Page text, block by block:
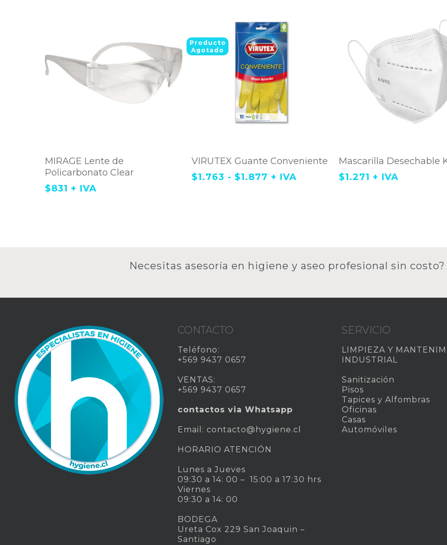
Agregar Al Carrito
MIRAGE Lente de
Policarbonato Clear
$831 + IVA
Producto
Agotado
Agregar Al Carrito
producto
tiene
múltiples
página
VIRUTEX Guante Conveniente
$1.763 - $1.877 Rango
+ IVA
Agregar Al
producto
tiene
múltiples
página
Mascarilla Desechable
$1.271 + IVA
Necesitas asesoría en higiene y aseo profesional sin costo?
CONTACTO
Teléfono:
+569 9437 0657
VENTAS:
+569 9437 0657
contactos via Whatsapp
Email: contacto@hygiene.cl
HORARIO ATENCIÓN
Lunes a Jueves
09:30 a 14: 00 – 15:00 a 17:30 hrs
Viernes
09:30 a 14: 00
BODEGA
Ureta Cox 229 San Joaquin –
Santiago
SERVICIO
LIMPIEZA Y
INDUSTRIAL
Sanitización
Pisos
Tapices y Alfombras
Oficinas
Casas
Automóviles